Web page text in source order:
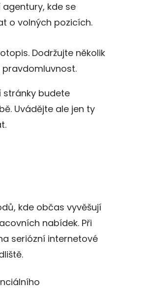
kde se
o volných pozicích.
Dodržujte několik
stránky budete
Uvádějte ale jen ty
kde občas vyvěšují
nabídek. Při
seriózní internetové